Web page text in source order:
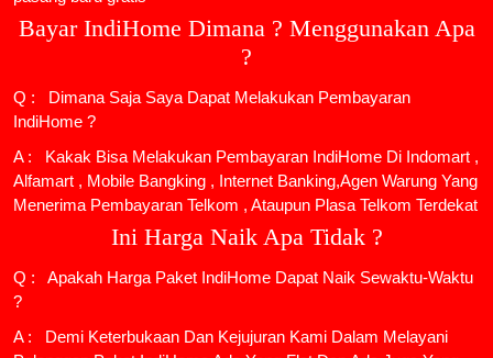
Bayar IndiHome Dimana ? Menggunakan Apa
?
Q : Dimana Saja Saya Dapat Melakukan Pembayaran
IndiHome ?
A : Kakak Bisa Melakukan Pembayaran IndiHome Di Indomart ,
Alfamart , Mobile Bangking , Internet Banking,Agen Warung Yang
Menerima Pembayaran Telkom , Ataupun Plasa Telkom Terdekat
Ini Harga Naik Apa Tidak ?
Q : Apakah Harga Paket IndiHome Dapat Naik Sewaktu-Waktu
?
A : Demi Keterbukaan Dan Kejujuran Kami Dalam Melayani